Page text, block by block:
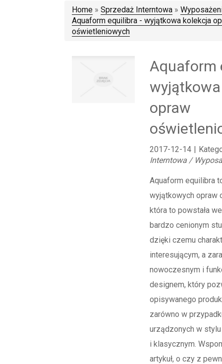
Home » Sprzedaż Interntowa »
Aquaform equilibra - wyjątkowa kolekcja
oświetleniowych
Aquaform
opraw
2017-12-14 |
Interntowa /
Aquaform equilibra
wyjątkowych opraw
która to powstała
bardzo cenionym
dzięki czemu
interesującym, a
nowoczesnym i
designem, który
opisywanego
zarówno w
urządzonych w
i klasycznym.
artykuł, o czy z